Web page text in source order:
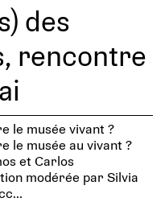
des
rencontre
le musée vivant ?
le musée au vivant ?
et Carlos
modérée par Silvia